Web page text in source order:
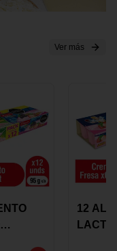
Ver más
12